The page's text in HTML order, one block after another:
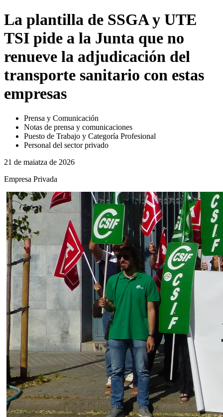
La plantilla de SSGA y UTE
TSI pide a la Junta que no
renueve la adjudicación del
transporte sanitario con estas
empresas
Prensa y Comunicación
Notas de prensa y comunicaciones
Puesto de Trabajo y Categoría Profesional
Personal del sector privado
21 de maiatza de 2026
Empresa Privada